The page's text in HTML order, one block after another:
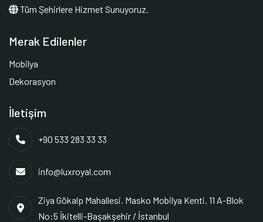
Tüm Şehirlere Hizmet Sunuyoruz.
Merak Edilenler
Mobilya
Dekorasyon
İletişim
+90 533 283 33 33
info@luxroyal.com
Ziya Gökalp Mahallesi. Masko Mobilya Kenti. 11 A-Blok
No:5 İkitelli-Başakşehir / İstanbul